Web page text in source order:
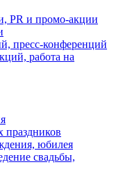
PR и промо-акции
пресс-конференций
работа на
праздников
юбилея
свадьбы,